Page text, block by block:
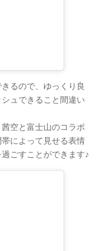
るので、ゆっくり良
ュできること間違い
空と富士山のコラボ
によって見せる表情
ごすことができます♪